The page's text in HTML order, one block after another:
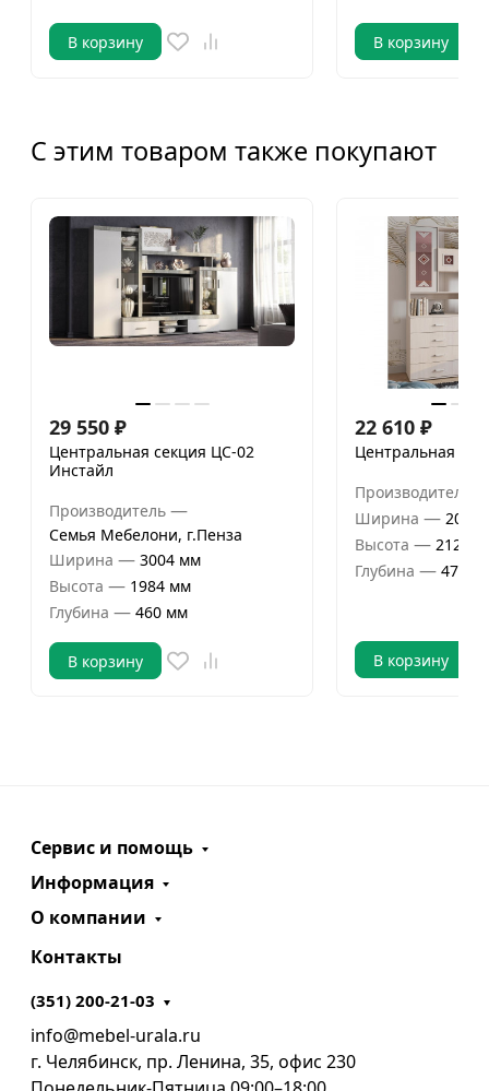
В корзину В корзину
С этим товаром также покупают
29 550 ₽
Центральная секция ЦС-02
Инстайл
Производитель —
Семья Мебелони, г.Пенза
Ширина — 3004 мм
Высота — 1984 мм
Глубина — 460 мм
В корзину
22 610 ₽
Центральная
Производитель
Ширина — 2000
Высота — 2120
Глубина — 470
В корзину
Сервис и помощь
Информация
О компании
Контакты
(351) 200-21-03
info@mebel-urala.ru
г. Челябинск, пр. Ленина, 35, офис 230